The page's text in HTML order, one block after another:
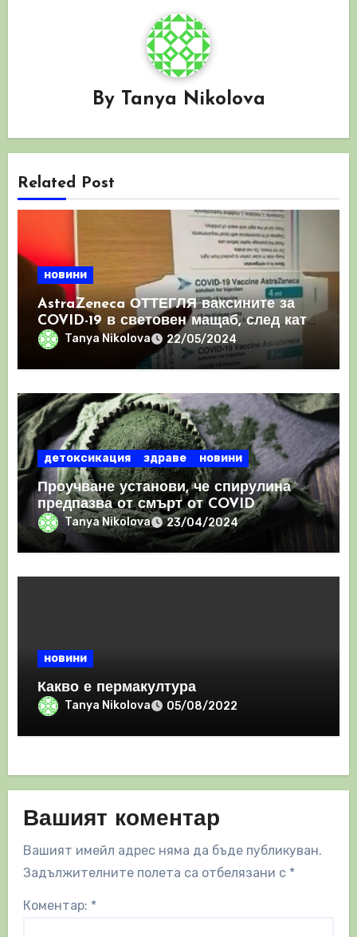
By Tanya Nikolova
Related Post
новини
AstraZeneca ОТТЕГЛЯ ваксините за
COVID-19 в световен мащаб, след като
призна, че те причиняват КРЪВНИ
съсиреци
Tanya Nikolova 22/05/2024
детоксикация здраве новини
Проучване установи, че спирулина
предпазва от смърт от COVID
Tanya Nikolova 23/04/2024
новини
Какво е пермакултура
Tanya Nikolova 05/08/2022
Вашият коментар
Вашият имейл адрес няма да бъде публикуван.
Задължителните полета са отбелязани с *
Коментар: *